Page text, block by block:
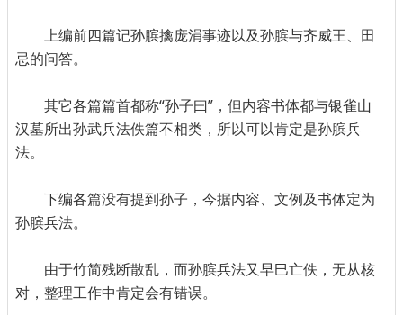
上编前四篇记孙膑擒庞涓事迹以及孙膑与齐威王、田
忌的问答。
其它各篇篇首都称“孙子曰”，但内容书体都与银雀山
汉墓所出孙武兵法佚篇不相类，所以可以肯定是孙膑兵
法。
下编各篇没有提到孙子，今据内容、文例及书体定为
孙膑兵法。
由于竹简残断散乱，而孙膑兵法又早巳亡佚，无从核
对，整理工作中肯定会有错误。